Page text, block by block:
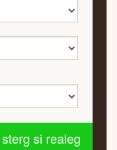
sterg si realeg